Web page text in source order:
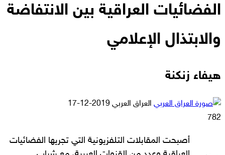
الفضائيات العراقية بين الانتفاضة
والابتذال الإعلامي
هيفاء زنكنة
العراق العربي أرسل
2019-12-17
782
أصبحت المقابلات التلفزيونية التي تجريها الفضائيات